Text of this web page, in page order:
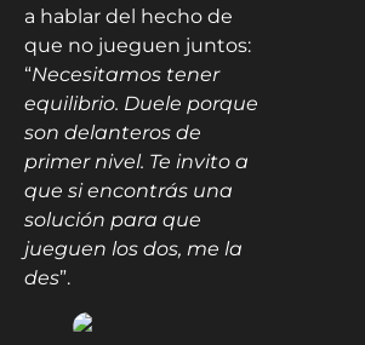
a hablar del hecho de
que no jueguen juntos:
“Necesitamos tener
equilibrio. Duele porque
son delanteros de
primer nivel. Te invito a
que si encontrás una
solución para que
jueguen los dos, me la
des”.